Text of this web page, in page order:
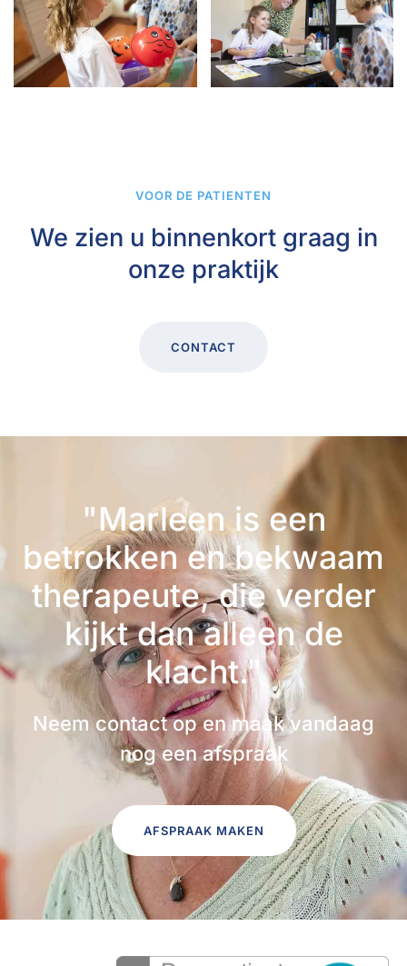
VOOR DE PATIENTEN
We zien u binnenkort graag in
onze praktijk
CONTACT
"Marleen is een
betrokken en bekwaam
therapeute, die verder
kijkt dan alleen de
klacht."
Neem contact op en maak vandaag
nog een afspraak
AFSPRAAK MAKEN